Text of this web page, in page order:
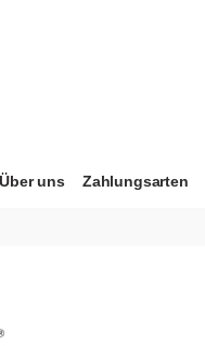
Über uns Zahlungsarten